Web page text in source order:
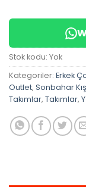
Stok kodu: Yok
Kategoriler: Erkek
Outlet, Sonbahar
Takımlar, Takımlar,